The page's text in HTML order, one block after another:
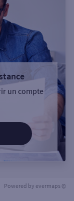
un compte
Powered by evermaps ©